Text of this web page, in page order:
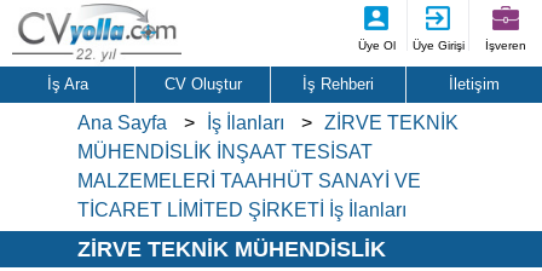
Üye Ol Üye Girişi İşveren
İş Ara CV Oluştur İş Rehberi İletişim
Ana Sayfa İş İlanları
ZİRVE TEKNİK
MÜHENDİSLİK İNŞAAT TESİSAT
MALZEMELERİ TAAHHÜT SANAYİ VE
TİCARET LİMİTED ŞİRKETİ İş İlanları
ZİRVE TEKNİK MÜHENDİSLİK